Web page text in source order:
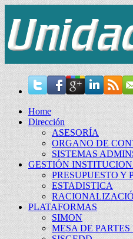
Home
Dirección
ASESORÍA
ORGANO DE
SISTEMAS
GESTIÓN
PRESUPUESTO Y
ESTADISTICA
PLATAFORMAS
SIMON
MESA DE